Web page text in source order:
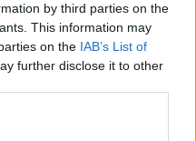
by third parties on the
This information may
on the IAB’s List of
further disclose it to other
nunții. Au apărut